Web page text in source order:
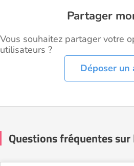
Partager
Vous souhaitez partager votre
utilisateurs ?
Déposer un
Questions fréquentes